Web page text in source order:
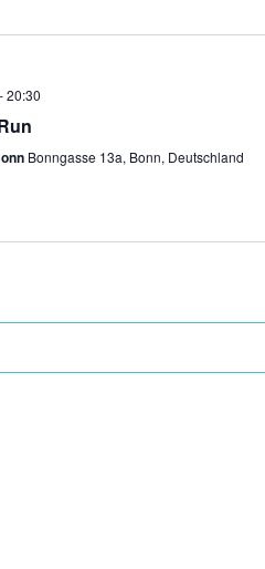
-20:30
Bonngasse 13a, Bonn, Deutschland